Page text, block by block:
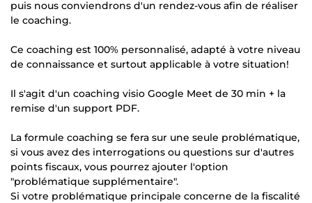
puis nous conviendrons d'un rendez-vous afin de réaliser
le coaching.
Ce coaching est 100% personnalisé, adapté à votre niveau
de connaissance et surtout applicable à votre situation!
Il s'agit d'un coaching visio Google Meet de 30 min + la
remise d'un support PDF.
La formule coaching se fera sur une seule problématique,
si vous avez des interrogations ou questions sur d'autres
points fiscaux, vous pourrez ajouter l'option
"problématique supplémentaire".
Si votre problématique principale concerne de la fiscalité